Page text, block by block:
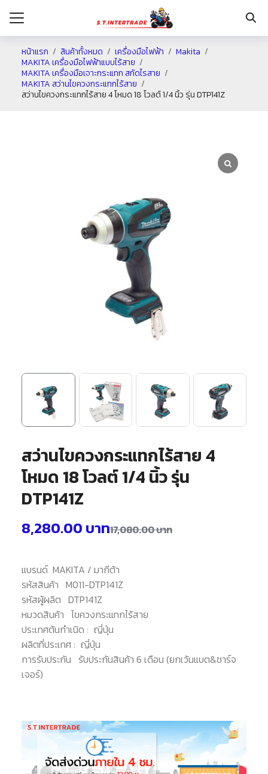
หน้าแรก สินค้าทั้งหมด เครื่องมือไฟฟ้า
Makita
MAKITA เครื่องมือไฟฟ้าแบบไร้สาย
MAKITA เครื่องมือเจาะกระแทก สกัดไรสาย
MAKITA สว่านไขควงกระแทกไร้สาย
สว่านไขควงกระแทกไร้สาย 4 โหมด 18 โวลต์ 1/4 นิ้ว รุ่น DTP141Z
สว่านไขควงกระแทกไร้สาย 4
โหมด 18 โวลต์ 1/4 นิ้ว รุ่น
DTP141Z
17,080.00บาท
8,280.00 บาท
แบรนด์ MAKITA / มากีต้า
รหัสสินค้า M011-DTP141Z
รหัสผู้ผลิต DTP141Z
หมวดสินค้า ไขควงกระแทกไร้สาย
ประเทศต้นกำเนิด : ญี่ปุ่น
ผลิตที่ประเทศ : ญี่ปุ่น
การรับประกัน รับประกันสินค้า 6 เดือน (ยกเว้นแบต&ชาร์จ
เจอร์)